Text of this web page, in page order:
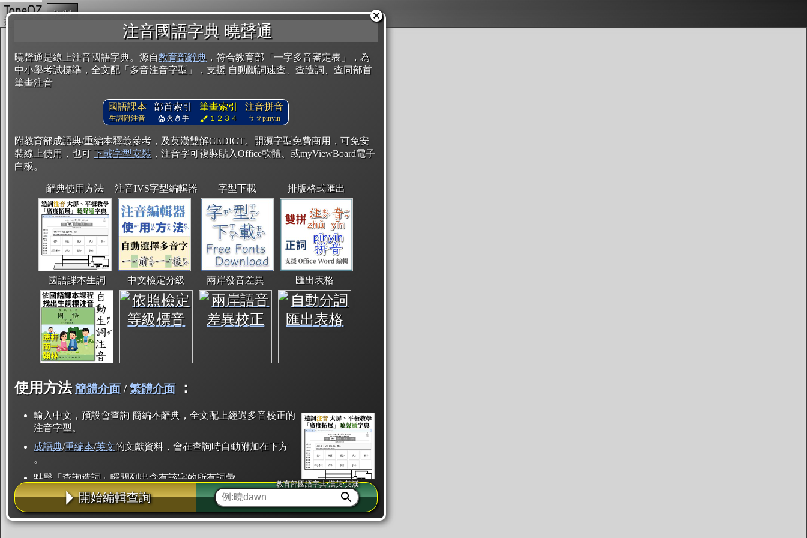
注音國語字典 曉聲通
曉聲通是線上注音國語字典。源自教育部辭典 ，符合教育部「一字多音審定表」，為
中小學考試標準，全文配「多音注音字型」，支援 自動斷詞速查、查造詞、查同部首
筆畫注音
國語課本
生詞附注音
部首索引
火 手
筆畫索引
１２３４
注音拼音
ㄅㄆpinyin
附教育部成語典/重編本釋義參考，及英漢雙解CEDICT。開源字型免費商用，可免安
裝線上使用，也可 下載字型安裝 ，注音字可複製貼入Office軟體、或myViewBoard電子
白板。
辭典使用方法 注音IVS字型編輯器 字型下載 排版格式匯出
國語課本生詞 中文檢定分級 兩岸發音差異 匯出表格
使用方法 簡體介面/繁體介面 ：
輸入中文，預設會查詢 簡編本辭典，全文配上經過多音校正的
注音字型。
成語典/重編本/英文的文獻資料，會在查詢時自動附加在下方
。
點擊「查詢造詞」瞬間列出含有該字的所有詞彙。
點「部首」瞬間列出所有「同部首字」。也支援查詢「同注音」或「同筆畫」。
辭典解釋的全文都經過自動斷詞，點擊便可瞬間「連續查詢」此字詞的解釋，不
用手動重複輸入。
開始編輯查詢
教育部國語字典·漢英·英漢
複製